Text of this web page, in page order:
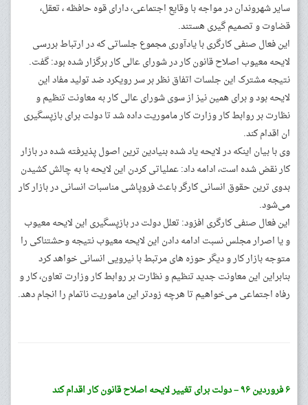
سایر شهروندان در مواجه با وقایع اجتماعی، دارای قوه حافظه ، تعقل،
قضاوت و تصمیم گیری هستند.
این فعال صنفی کارگری با یادآوری مجموع جلساتی که در ارتباط بررسی
لایحه معیوب اصلاح قانون کار در شورای عالی کار برگزار شده بود: گفت.
نتیجه مشترک این جلسات اتفاق نظر بر سر رویکرد ضد تولید مفاد این
لایحه بود و برای همین نیز از سوی شورای عالی کار به معاونت تنظیم و
نظارت بر روابط کار وزارت کار ماموریت داده شد تا دولت برای بازپسگیری
ان اقدام کند.
وی با بیان اینکه در لایحه یاد شده بنیادین ترین اصول پذیرفته شده در بازار
کار نقض شده است، ادامه داد: عملیاتی کردن این لایحه با به چالش کشیدن
بدوی ترین حقوق انسانی کارگر باعث فروپاشی مناسبات انسانی در بازار کار
می‌شود.
این فعال صنفی کارگری افزود: تعلل دولت در بازپسگیری این لایحه معیوب
و یا اصرار مجلس نسبت ادامه دادن این لایحه معیوب نتیجه وحشتناکی را
متوجه بازار کار و دیگر حوزه های مرتبط با نیرویی انسانی خواهد کرد
بنابراین این معاونت جدید تنظیم و نظارت بر روابط کار وزارت تعاون، کار و
رفاه اجتماعی می‌خواهیم تا هرچه زودتر این ماموریت ناتمام را انجام دهد.
۶ فروردین ۹۶ – دولت برای تغییر لایحه اصلاح قانون کار اقدام کند